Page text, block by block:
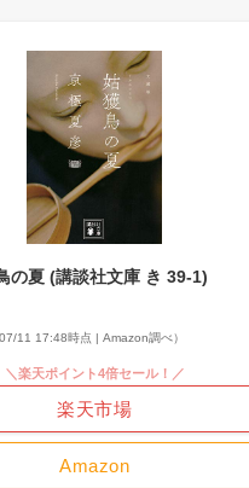
の夏 (講談社文庫 き 39-1)
11 17:48時点 | Amazon調べ）
Amazon
＼楽天ポイント4倍セール！／
楽天市場